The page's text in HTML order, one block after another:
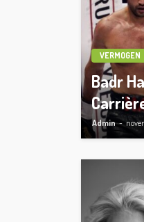
VERMOGEN
Badr
Admin